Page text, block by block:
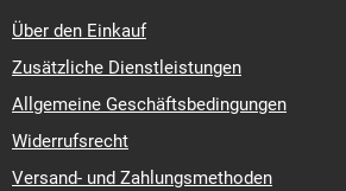
Über den Einkauf
Zusätzliche Dienstleistungen
Allgemeine Geschäftsbedingungen
Widerrufsrecht
Versand- und Zahlungsmethoden